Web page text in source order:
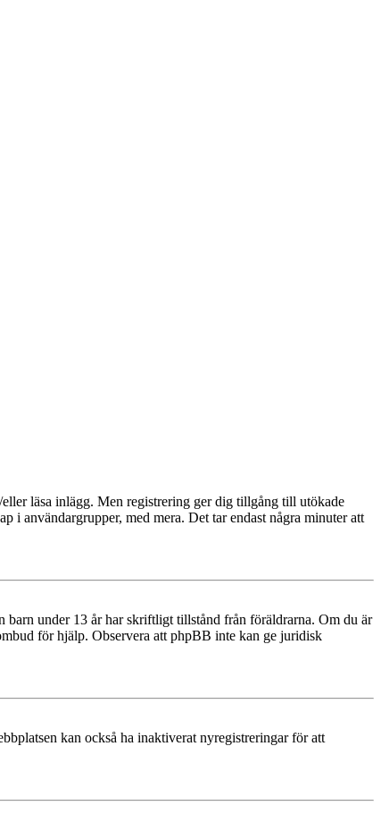
läsa inlägg. Men registrering ger dig tillgång till utökade
i användargrupper, med mera. Det tar endast några minuter att
under 13 år har skriftligt tillstånd från föräldrarna. Om du är
för hjälp. Observera att phpBB inte kan ge juridisk
kan också ha inaktiverat nyregistreringar för att